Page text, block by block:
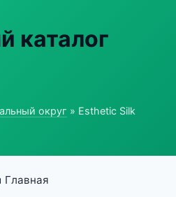
каталог
округ » Esthetic Silk
Главная